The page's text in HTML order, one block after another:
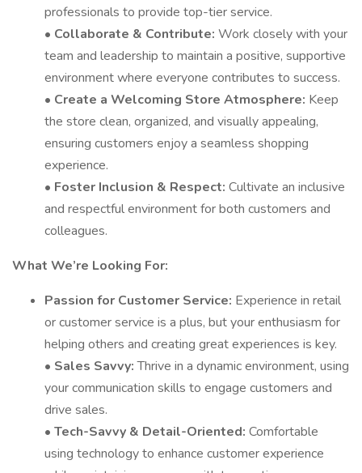
professionals to provide top-tier service.
• Collaborate & Contribute: Work closely with your
team and leadership to maintain a positive, supportive
environment where everyone contributes to success.
• Create a Welcoming Store Atmosphere: Keep
the store clean, organized, and visually appealing,
ensuring customers enjoy a seamless shopping
experience.
• Foster Inclusion & Respect: Cultivate an inclusive
and respectful environment for both customers and
colleagues.
What We’re Looking For:
Passion for Customer Service: Experience in retail
or customer service is a plus, but your enthusiasm for
helping others and creating great experiences is key.
• Sales Savvy:Thrive in a dynamic environment, using
your communication skills to engage customers and
drive sales.
• Tech-Savvy & Detail-Oriented: Comfortable
using technology to enhance customer experience